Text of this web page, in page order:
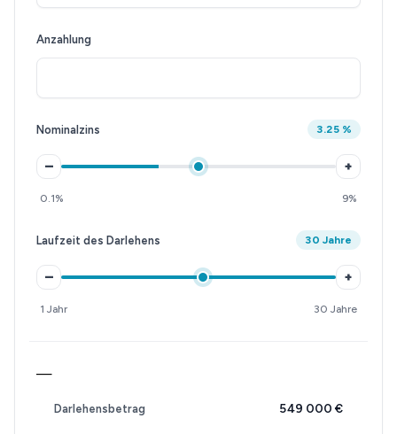
Anzahlung
Nominalzins 3.25 %
– +
0.1% 9%
Laufzeit des Darlehens 30 Jahre
– +
1 Jahr 30 Jahre
—
Darlehensbetrag 549 000 €